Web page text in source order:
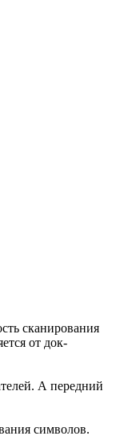
сканирования
от док-
А передний
символов.